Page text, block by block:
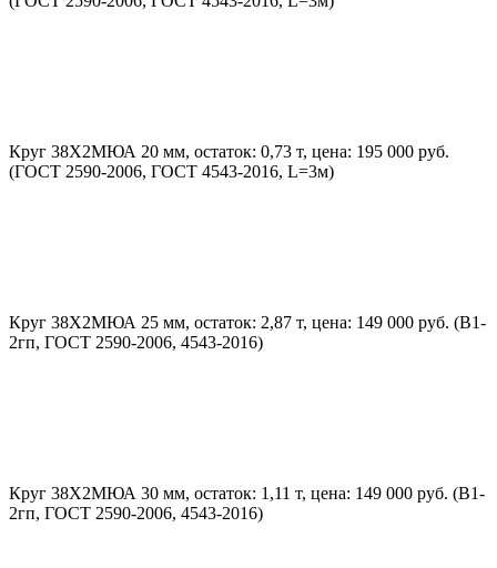
Круг 38Х2МЮА 20 мм, остаток: 0,73 т, цена: 195 000 руб.
(ГОСТ 2590-2006, ГОСТ 4543-2016, L=3м)
Круг 38Х2МЮА 25 мм, остаток: 2,87 т, цена: 149 000 руб. (В1-
2гп, ГОСТ 2590-2006, 4543-2016)
Круг 38Х2МЮА 30 мм, остаток: 1,11 т, цена: 149 000 руб. (В1-
2гп, ГОСТ 2590-2006, 4543-2016)